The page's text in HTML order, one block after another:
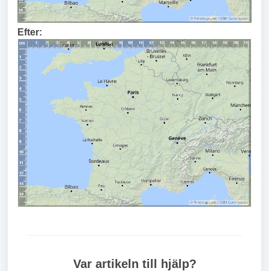
Efter:
Var artikeln till hjälp?